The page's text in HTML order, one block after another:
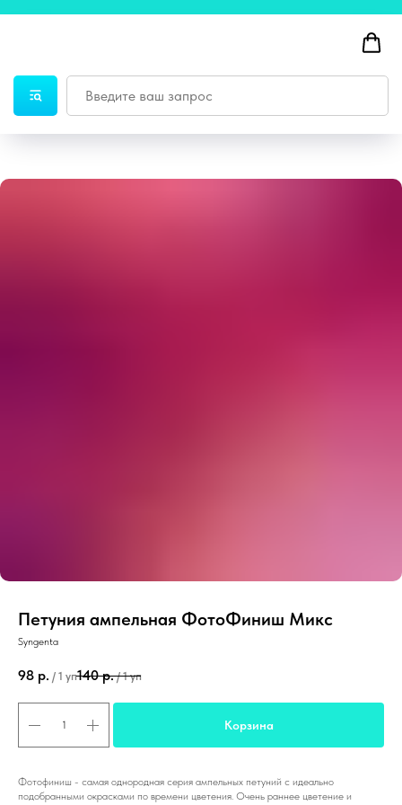
Петуния ампельная ФотоФиниш Микс
Syngenta
98 р. / 1 уп140 р. / 1 уп
Корзина
Фотофиниш - самая однородная серия ампельных петуний с идеально
подобранными окрасками по времени цветения. Очень раннее цветение и